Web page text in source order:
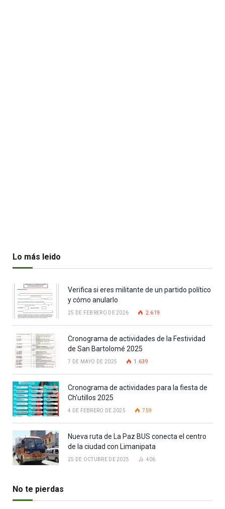
Lo más leido
Verifica si eres militante de un partido político
y cómo anularlo
25 DE FEBRERO DE 2026 2.619
Cronograma de actividades de la Festividad
de San Bartolomé 2025
7 DE MAYO DE 2025 1.639
Cronograma de actividades para la fiesta de
Ch’utillos 2025
4 DE FEBRERO DE 2025 759
Nueva ruta de La Paz BUS conecta el centro
de la ciudad con Limanipata
25 DE OCTUBRE DE 2025 406
No te pierdas